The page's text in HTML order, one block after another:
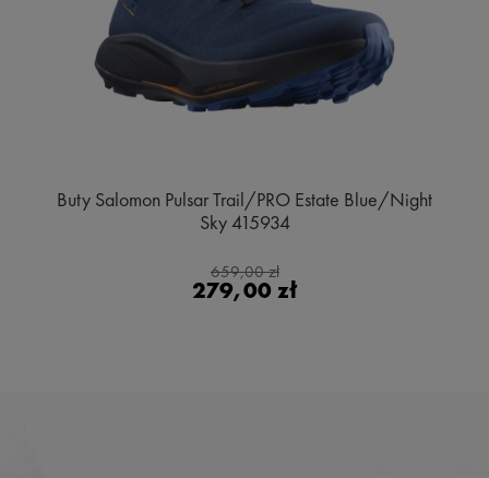
Buty Salomon Pulsar Trail/PRO Estate Blue/Night
Sky 415934
659,00 zł
279,00 zł